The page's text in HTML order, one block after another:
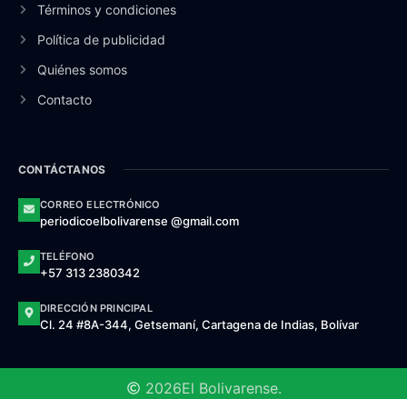
Términos y condiciones
Política de publicidad
Quiénes somos
Contacto
CONTÁCTANOS
CORREO ELECTRÓNICO
periodicoelbolivarense @gmail.com
TELÉFONO
+57 313 2380342
DIRECCIÓN PRINCIPAL
Cl. 24 #8A-344, Getsemaní, Cartagena de Indias, Bolívar
2026El Bolivarense.